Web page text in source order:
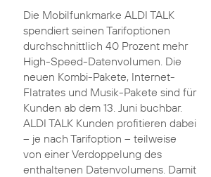
Die Mobilfunkmarke ALDI TALK
spendiert seinen Tarifoptionen
durchschnittlich 40 Prozent mehr
High-Speed-Datenvolumen. Die
neuen Kombi-Pakete, Internet-
Flatrates und Musik-Pakete sind für
Kunden ab dem 13. Juni buchbar.
ALDI TALK Kunden profitieren dabei
– je nach Tarifoption – teilweise
von einer Verdoppelung des
enthaltenen Datenvolumens. Damit